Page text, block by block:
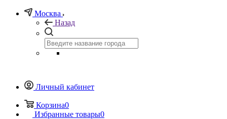
Москва
Назад
Личный кабинет
Корзина0
Избранные товары0